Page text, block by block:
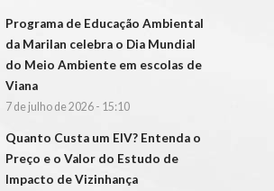
Programa de Educação Ambiental
da Marilan celebra o Dia Mundial
do Meio Ambiente em escolas de
Viana
7 de julho de 2026 - 15:10
Quanto Custa um EIV? Entenda o
Preço e o Valor do Estudo de
Impacto de Vizinhança